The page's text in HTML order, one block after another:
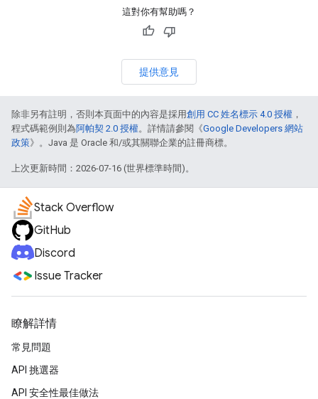
這對你有幫助嗎？
提供意見
除非另有註明，否則本頁面中的內容是採用創用 CC 姓名標示 4.0 授權 ，
程式碼範例則為阿帕契 2.0 授權。詳情請參閱《Google Developers 網站
政策》。Java 是 Oracle 和/或其關聯企業的註冊商標。
上次更新時間：2026-07-16 (世界標準時間)。
Stack Overflow
GitHub
Discord
Issue Tracker
瞭解詳情
常見問題
API 挑選器
API 安全性最佳做法